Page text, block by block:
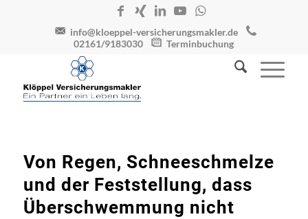
info@kloeppel-versicherungsmakler.de
02161/9183030
Terminbuchung
Von Regen, Schneeschmelze
und der Feststellung, dass
Überschwemmung nicht